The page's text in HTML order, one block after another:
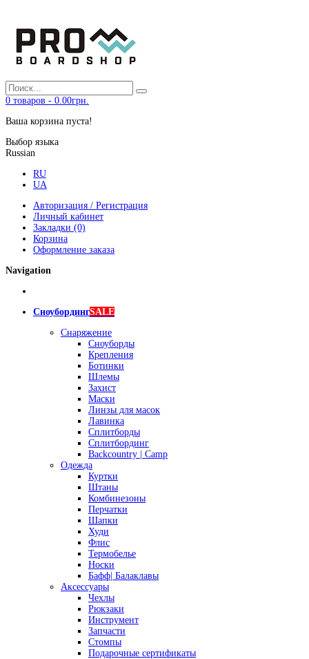
0 товаров - 0.00грн.
Ваша корзина пуста!
Выбор языка
Russian
RU
UA
Авторизация / Регистрация
Личный кабинет
Закладки (0)
Корзина
Оформление заказа
Navigation
СноубордингSALE
Снаряжение
Сноуборды
Крепления
Ботинки
Шлемы
Захист
Маски
Линзы для масок
Лавинка
Сплитборды
Сплитбординг
Backcountry | Camp
Одежда
Куртки
Штаны
Комбинезоны
Перчатки
Шапки
Худи
Флис
Термобелье
Носки
Бафф| Балаклавы
Аксессуары
Чехлы
Рюкзаки
Инструмент
Запчасти
Стомпы
Подарочные сертификаты